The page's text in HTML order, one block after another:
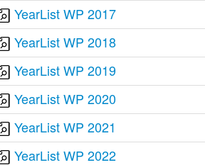
YearList WP 2017
YearList WP 2018
YearList WP 2019
YearList WP 2020
YearList WP 2021
YearList WP 2022